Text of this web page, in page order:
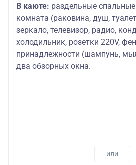
В каюте: раздельные
комната (раковина, душ,
зеркало, телевизор, радио,
холодильник, розетки 220V,
принадлежности (шампунь,
два обзорных окна.